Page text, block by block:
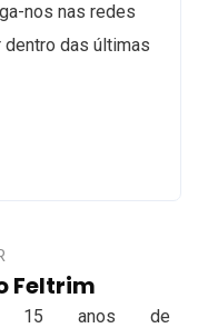
nos nas redes
dentro das últimas
Feltrim
15 anos de